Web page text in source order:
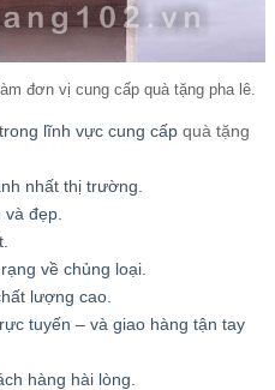
đơn vị cung cấp quà tặng pha lê.
lĩnh vực cung cấp quà tặng
nhất thị trường.
đẹp.
về chủng loại.
lượng cao.
tuyến – và giao hàng tận tay
hàng hài lòng.